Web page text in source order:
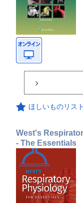
ほしいものリス
West's
- The Essentials